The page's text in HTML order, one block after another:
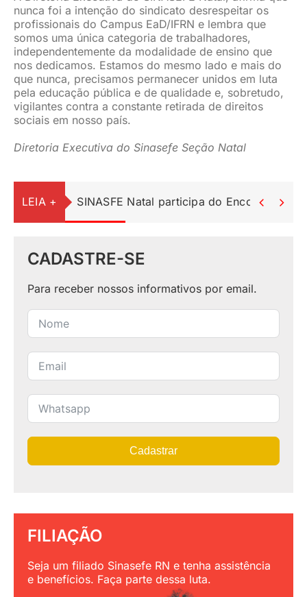
nunca foi a intenção do sindicato desrespeitar os
profissionais do Campus EaD/IFRN e lembra que
somos uma única categoria de trabalhadores,
independentemente da modalidade de ensino que
nos dedicamos. Estamos do mesmo lado e mais do
que nunca, precisamos permanecer unidos em luta
pela educação pública e de qualidade e, sobretudo,
vigilantes contra a constante retirada de direitos
sociais em nosso país.
Diretoria Executiva do Sinasefe Seção Natal
LEIA + SINASFE Natal participa do Encontro
 
CADASTRE-SE
Para receber nossos informativos por email.
Cadastrar
FILIAÇÃO
Seja um filiado Sinasefe RN e tenha assistência
e benefícios. Faça parte dessa luta.